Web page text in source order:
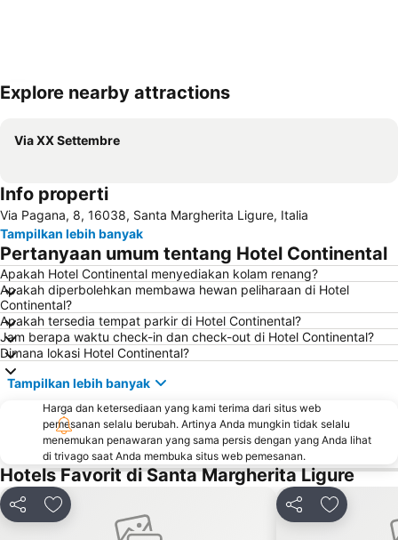
Explore nearby attractions
Via XX Settembre
Info properti
Via Pagana, 8, 16038, Santa Margherita Ligure, Italia
Tampilkan lebih banyak
Pertanyaan umum tentang Hotel Continental
Apakah Hotel Continental menyediakan kolam renang?
Apakah diperbolehkan membawa hewan peliharaan di Hotel
Continental?
Apakah tersedia tempat parkir di Hotel Continental?
Jam berapa waktu check-in dan check-out di Hotel Continental?
Dimana lokasi Hotel Continental?
Tampilkan lebih banyak
Harga dan ketersediaan yang kami terima dari situs web
pemesanan selalu berubah. Artinya Anda mungkin tidak selalu
menemukan penawaran yang sama persis dengan yang Anda lihat
di trivago saat Anda membuka situs web pemesanan.
Hotels Favorit di Santa Margherita Ligure
BagikanTambahkan ke favorit Bagikan